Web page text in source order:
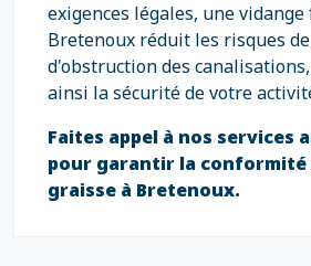
exigences légales, une
Bretenoux réduit les risques
d'obstruction des
ainsi la sécurité de votre
Faites appel à nos services
pour garantir la conformité
graisse à Bretenoux.